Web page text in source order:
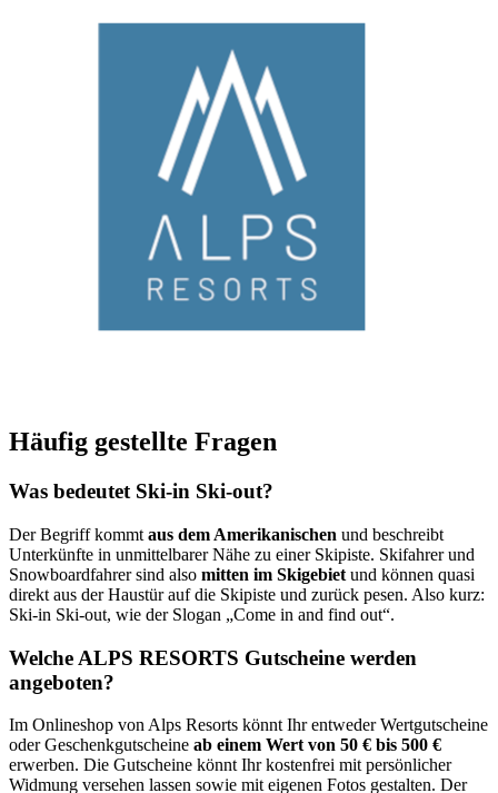
Häufig gestellte Fragen
Was bedeutet Ski-in Ski-out?
Der Begriff kommt aus dem Amerikanischen und beschreibt
Unterkünfte in unmittelbarer Nähe zu einer Skipiste. Skifahrer und
Snowboardfahrer sind also mitten im Skigebiet und können quasi
direkt aus der Haustür auf die Skipiste und zurück pesen. Also kurz:
Ski-in Ski-out, wie der Slogan „Come in and find out“.
Welche ALPS RESORTS Gutscheine werden
angeboten?
Im Onlineshop von Alps Resorts könnt Ihr entweder Wertgutscheine
oder Geschenkgutscheine ab einem Wert von 50 € bis 500 €
erwerben. Die Gutscheine könnt Ihr kostenfrei mit persönlicher
Widmung versehen lassen sowie mit eigenen Fotos gestalten. Der